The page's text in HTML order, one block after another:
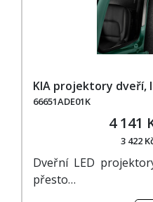
KIA projektory dveří,
66651ADE01K
4 141
3 422
Dveřní LED
přesto…